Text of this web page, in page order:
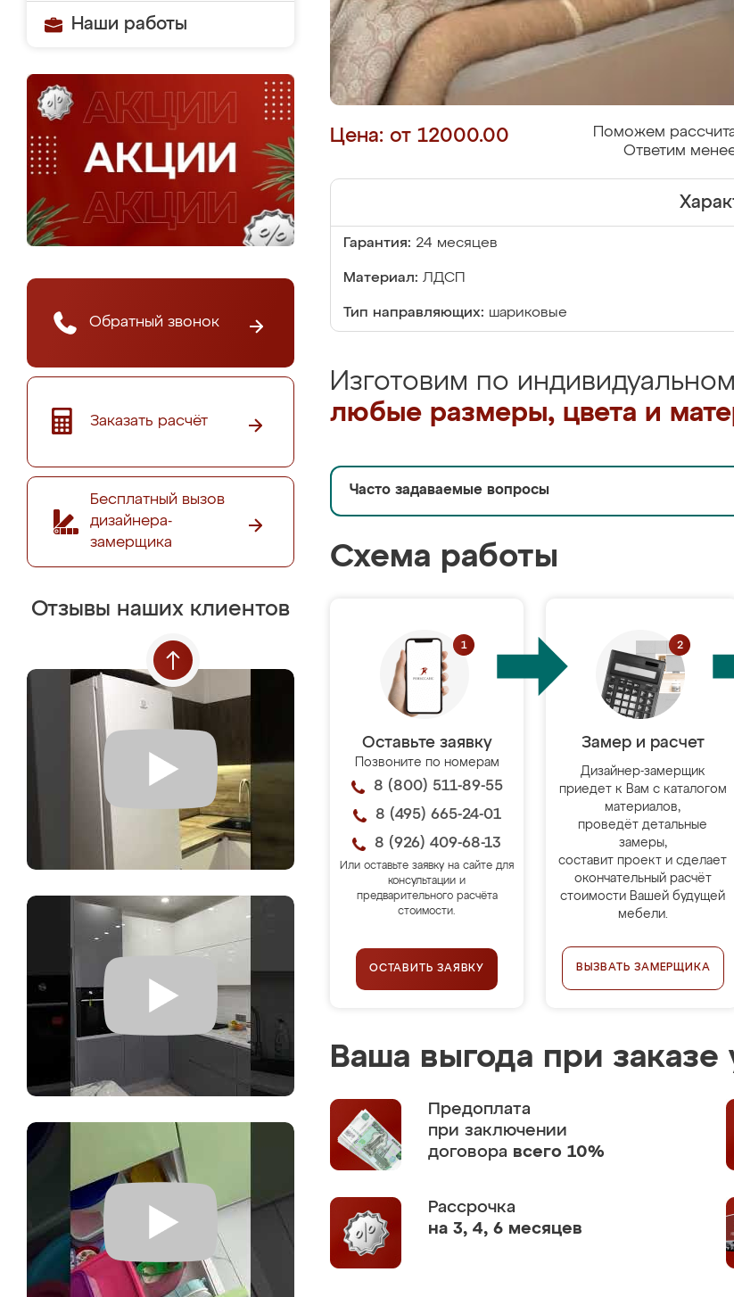
Наши работы
Обратный звонок
Заказать расчёт
Бесплатный вызов
дизайнера-
замерщика
Отзывы наших клиентов
Цена: от 12000.00
Поможем
Ответим
Гарантия: 24 месяцев
Материал: ЛДСП
Тип направляющих: шариковые
Изготовим по
любые размеры, цвета и
Часто задаваемые вопросы
Схема работы
Оставьте заявку
Позвоните по номерам
8 (800) 511-89-55
8 (495) 665-24-01
8 (926) 409-68-13
Или оставьте заявку на сайте для
консультации и
предварительного расчёта
стоимости.
ОСТАВИТЬ ЗАЯВКУ
Замер и расчет
Дизайнер-замерщик
приедет к Вам с каталогом
материалов,
проведёт детальные
замеры,
составит проект и сделает
окончательный расчёт
стоимости Вашей будущей
мебели.
ВЫЗВАТЬ ЗАМЕРЩИКА
Ваша выгода при заказе
Предоплата
при заключении
договора всего 10%
Рассрочка
на 3, 4, 6 месяцев